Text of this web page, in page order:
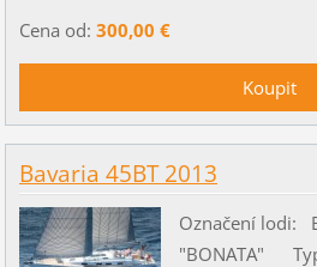
Cena od: 300,00 €
Bavaria 45BT 2013
Označení lodi:
"BONATA"